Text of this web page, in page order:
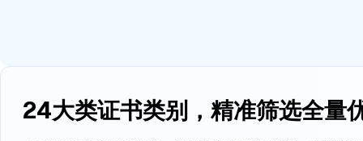
24大类证书类别，精准筛选全量